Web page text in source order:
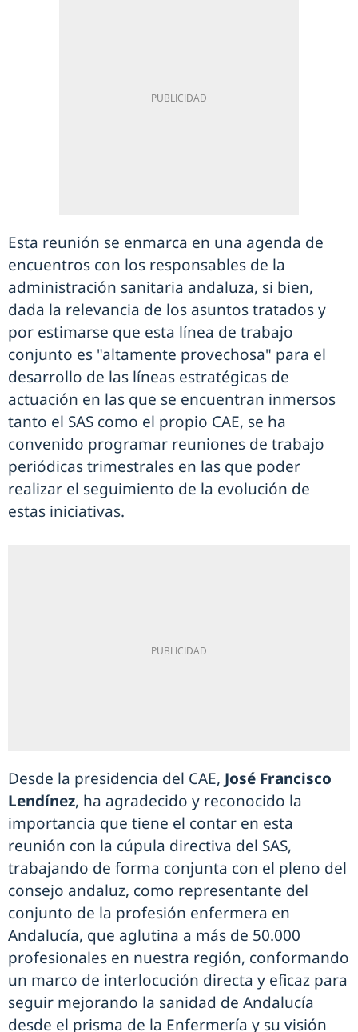
Esta reunión se enmarca en una agenda de
encuentros con los responsables de la
administración sanitaria andaluza, si bien,
dada la relevancia de los asuntos tratados y
por estimarse que esta línea de trabajo
conjunto es "altamente provechosa" para el
desarrollo de las líneas estratégicas de
actuación en las que se encuentran inmersos
tanto el SAS como el propio CAE, se ha
convenido programar reuniones de trabajo
periódicas trimestrales en las que poder
realizar el seguimiento de la evolución de
estas iniciativas.
Desde la presidencia del CAE, José Francisco
Lendínez, ha agradecido y reconocido la
importancia que tiene el contar en esta
reunión con la cúpula directiva del SAS,
trabajando de forma conjunta con el pleno del
consejo andaluz, como representante del
conjunto de la profesión enfermera en
Andalucía, que aglutina a más de 50.000
profesionales en nuestra región, conformando
un marco de interlocución directa y eficaz para
seguir mejorando la sanidad de Andalucía
desde el prisma de la Enfermería y su visión